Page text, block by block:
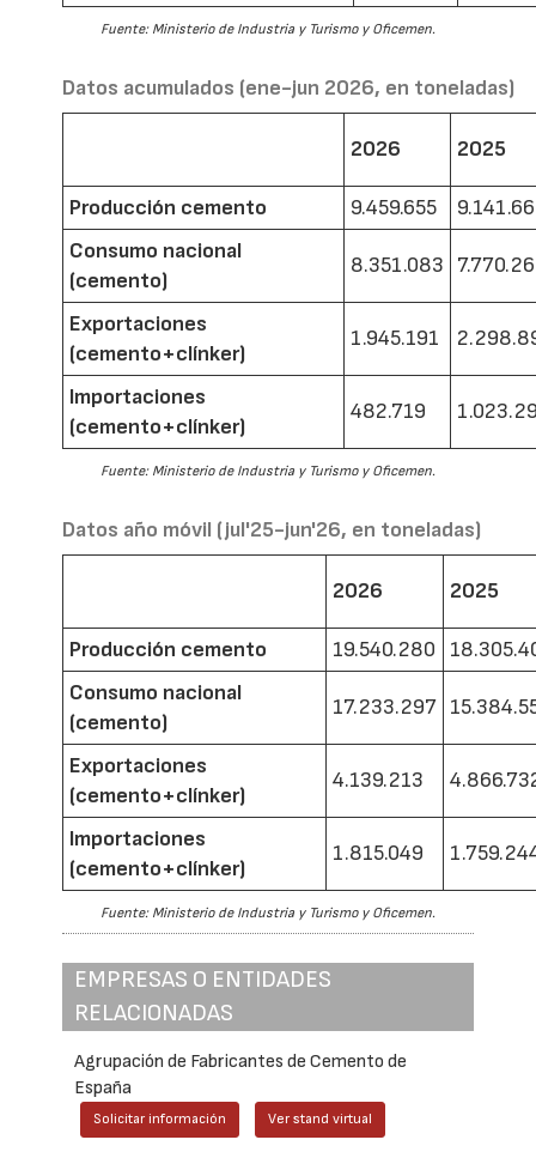
Fuente: Ministerio de Industria y Turismo y Oficemen.
Datos acumulados (ene-jun 2026, en toneladas)
2026 2025
Producción cemento 9.459.655
Consumo nacional
(cemento)
8.351.083
Exportaciones
(cemento+clínker)
1.945.191
Importaciones
(cemento+clínker)
482.719
Fuente: Ministerio de Industria y Turismo y Oficemen.
Datos año móvil (jul'25-jun'26, en toneladas)
2026 2025
Producción cemento 19.540.280
Consumo nacional
(cemento)
17.233.297
Exportaciones
(cemento+clínker)
4.139.213
Importaciones
(cemento+clínker)
1.815.049
Fuente: Ministerio de Industria y Turismo y Oficemen.
EMPRESAS O ENTIDADES
RELACIONADAS
Agrupación de Fabricantes de Cemento de
España
Solicitar información Ver stand virtual